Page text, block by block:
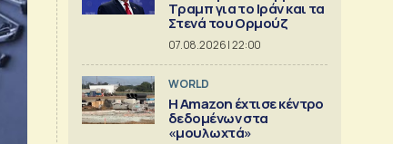
Τραμπ για το Ιράν και τα
Στενά του Ορμούζ
07.08.2026 | 22:00
WORLD
Η Amazon έχτισε κέντρο
δεδομένων στα
«μουλωχτά»